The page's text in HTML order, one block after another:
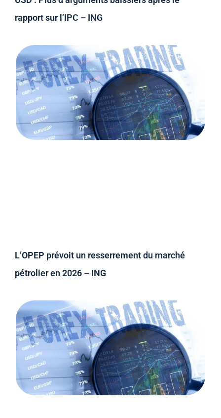
rapport sur l’IPC – ING
L’OPEP prévoit un resserrement du marché
pétrolier en 2026 – ING